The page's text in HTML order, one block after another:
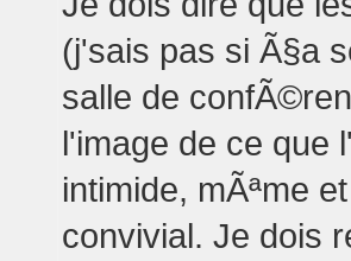
(j'sais pas si Ã§a
salle de
l'image de ce que
intimide, mÃªme
convivial. Je dois